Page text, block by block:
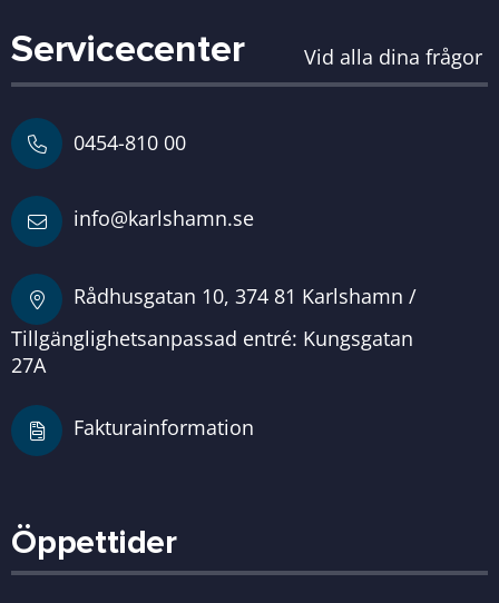
Servicecenter Vid alla dina frågor
0454-810 00
info@karlshamn.se
Rådhusgatan 10, 374 81 Karlshamn /
Tillgänglighetsanpassad entré: Kungsgatan
27A
Fakturainformation
Öppettider